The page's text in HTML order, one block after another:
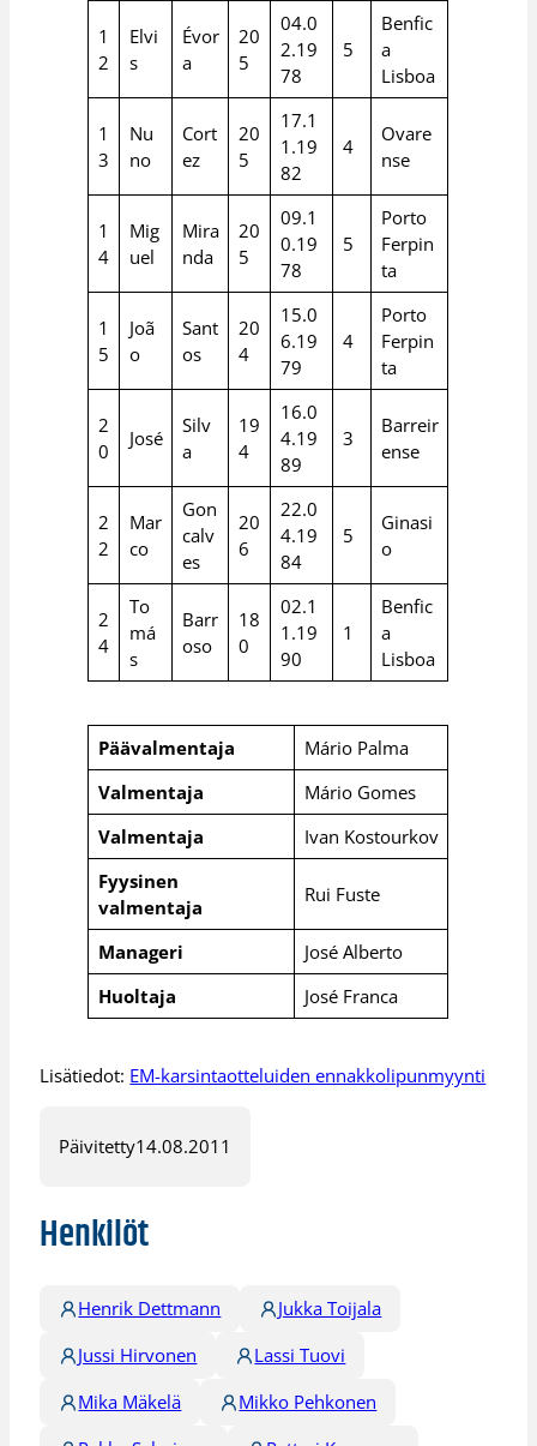
1
2
Elvi
s
Évor
a
20
5
04.0
2.19
78
5
Benfic
a
Lisboa
1
3
Nu
no
Cort
ez
20
5
17.1
1.19
82
4
Ovare
nse
1
4
Mig
uel
Mira
nda
20
5
09.1
0.19
78
5
Porto
Ferpin
ta
1
5
Joã
o
Sant
os
20
4
15.0
6.19
79
4
Porto
Ferpin
ta
2
0
José
Silv
a
19
4
16.0
4.19
89
3
Barreir
ense
2
2
Mar
co
Gon
calv
es
20
6
22.0
4.19
84
5
Ginasi
o
2
4
To
má
s
Barr
oso
18
0
02.1
1.19
90
1
Benfic
a
Lisboa
Päävalmentaja
Mário Palma
Valmentaja
Mário Gomes
Valmentaja
Ivan Kostourkov
Fyysinen
valmentaja
Rui Fuste
Manageri
José Alberto
Huoltaja
José Franca
Lisätiedot: EM-karsintaotteluiden ennakkolipunmyynti
Päivitetty14.08.2011
Henkilöt
Henrik Dettmann
Jukka Toijala
Jussi Hirvonen
Lassi Tuovi
Mika Mäkelä
Mikko Pehkonen